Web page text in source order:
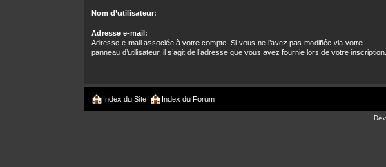
Nom d’utilisateur:
Adresse e-mail:
Adresse e-mail associée à votre compte. Si vous ne l’avez pas modifiée via votre
panneau d’utilisateur, il s’agit de l’adresse que vous avez fournie lors de votre inscription.
Index du Site Index du Forum